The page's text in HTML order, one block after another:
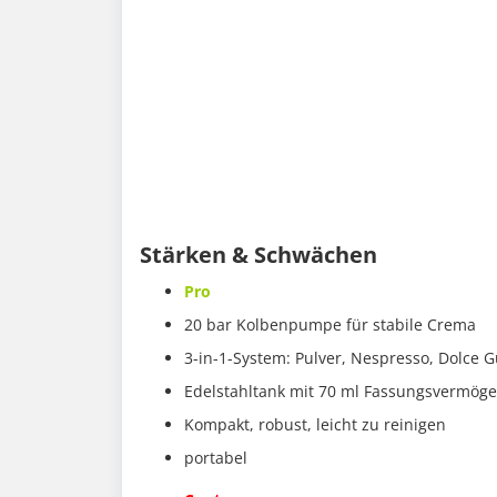
Stärken & Schwächen
Pro
20 bar Kolbenpumpe für stabile Crema
3-in-1-System: Pulver, Nespresso, Dolce
Edelstahltank mit 70 ml
Kompakt, robust, leicht zu reinigen
portabel